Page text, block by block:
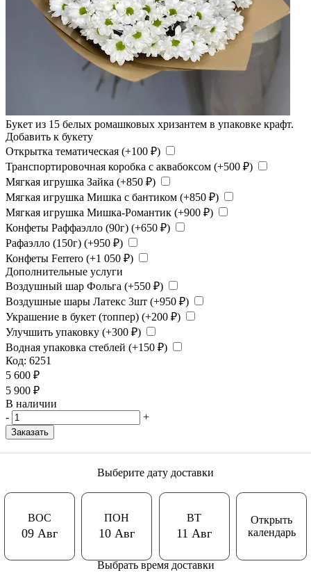
Букет из 15 белых ромашковых хризантем в упаковке крафт.
Добавить к букету
Открытка тематическая (+100 ₽)
Транспортировочная коробка с аквабоксом (+500 ₽)
Мягкая игрушка Зайка (+850 ₽)
Мягкая игрушка Мишка с бантиком (+850 ₽)
Мягкая игрушка Мишка-Романтик (+900 ₽)
Конфеты Раффаэлло (90г) (+650 ₽)
Рафаэлло (150г) (+950 ₽)
Конфеты Ferrero (+1 050 ₽)
Дополнительные услуги
Воздушный шар Фольга (+550 ₽)
Воздушные шары Латекс 3шт (+950 ₽)
Украшение в букет (топпер) (+200 ₽)
Улучшить упаковку (+300 ₽)
Водная упаковка стеблей (+150 ₽)
Код: 6251
5 600 ₽
5 900 ₽
В наличии
-
+
Заказать
Выберите дату доставки
ВОС
09 Авг
ПОН
10 Авг
ВТ
11 Авг
Открыть
календарь
Выбрать время доставки